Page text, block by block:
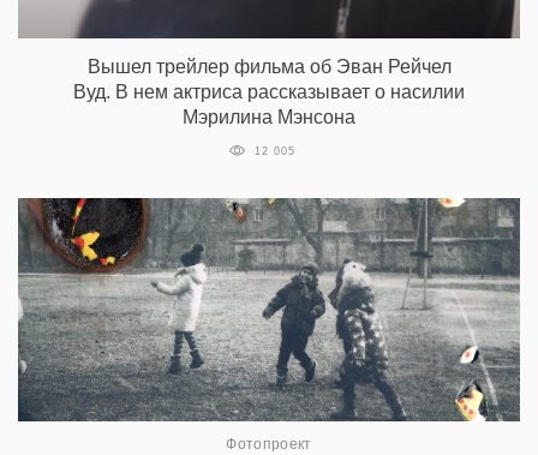
Вышел трейлер фильма об Эван Рейчел
Вуд. В нем актриса рассказывает о насилии
Мэрилина Мэнсона
12 005
Фотопроект